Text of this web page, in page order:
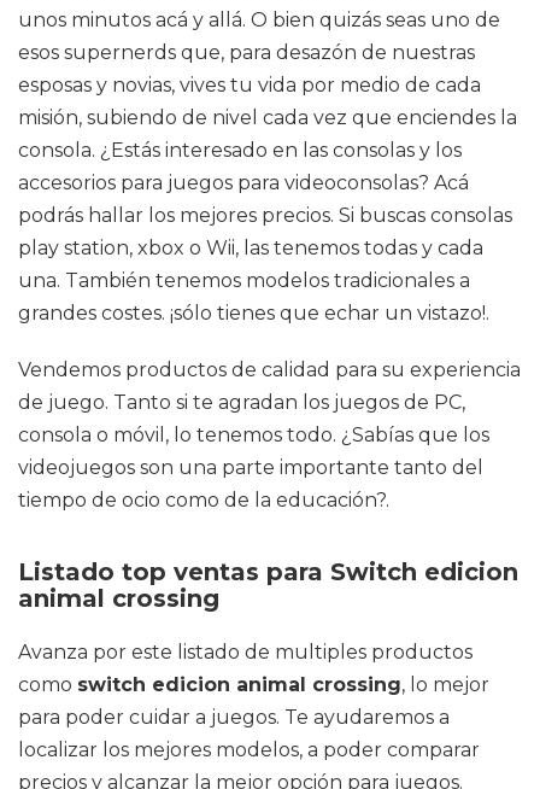
unos minutos acá y allá. O bien quizás seas uno de
esos supernerds que, para desazón de nuestras
esposas y novias, vives tu vida por medio de cada
misión, subiendo de nivel cada vez que enciendes la
consola. ¿Estás interesado en las consolas y los
accesorios para juegos para videoconsolas? Acá
podrás hallar los mejores precios. Si buscas consolas
play station, xbox o Wii, las tenemos todas y cada
una. También tenemos modelos tradicionales a
grandes costes. ¡sólo tienes que echar un vistazo!.
Vendemos productos de calidad para su experiencia
de juego. Tanto si te agradan los juegos de PC,
consola o móvil, lo tenemos todo. ¿Sabías que los
videojuegos son una parte importante tanto del
tiempo de ocio como de la educación?.
Listado top ventas para Switch edicion
animal crossing
Avanza por este listado de multiples productos
como switch edicion animal crossing, lo mejor
para poder cuidar a juegos. Te ayudaremos a
localizar los mejores modelos, a poder comparar
precios y alcanzar la mejor opción para juegos.